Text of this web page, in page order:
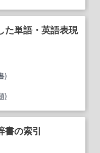
た単語・英語表現
)
)
書の索引